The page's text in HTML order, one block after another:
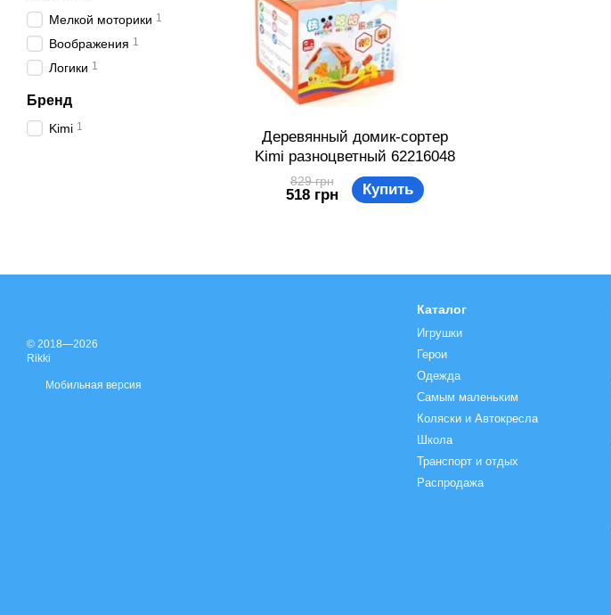
Деревянный домик-сортер
Kimi разноцветный 62216048
829 грн
518 грн Купить
Мелкой моторики 1
Воображения 1
Логики 1
Бренд
Kimi 1
© 2018—2026
Rikki
Мобильная версия
Каталог
Игрушки
Герои
Одежда
Самым маленьким
Коляски и Автокреcла
Школа
Транспорт и отдых
Распродажа